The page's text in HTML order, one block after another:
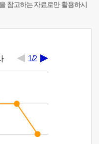
참고하는 자료로만 활용하시
1/2